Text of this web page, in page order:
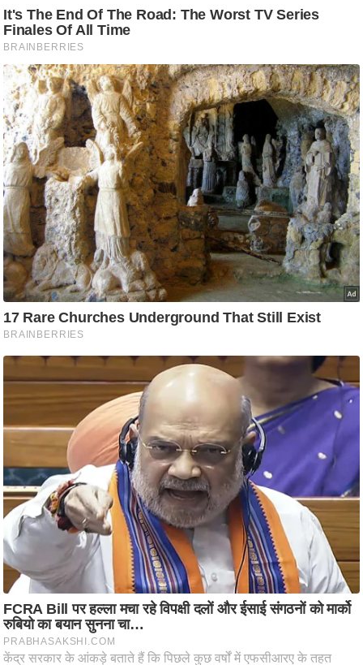
ल
फि
ट
ने
स
मं
त्रा
रि
ले
श
न
शि
प
रा
ज
वि
ष
स
म
सा
मा
तृ
भू